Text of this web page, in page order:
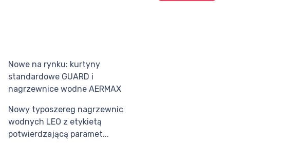
Nowe na rynku: kurtyny
standardowe GUARD i
nagrzewnice wodne AERMAX
Nowy typoszereg nagrzewnic
wodnych LEO z etykietą
potwierdzającą paramet...